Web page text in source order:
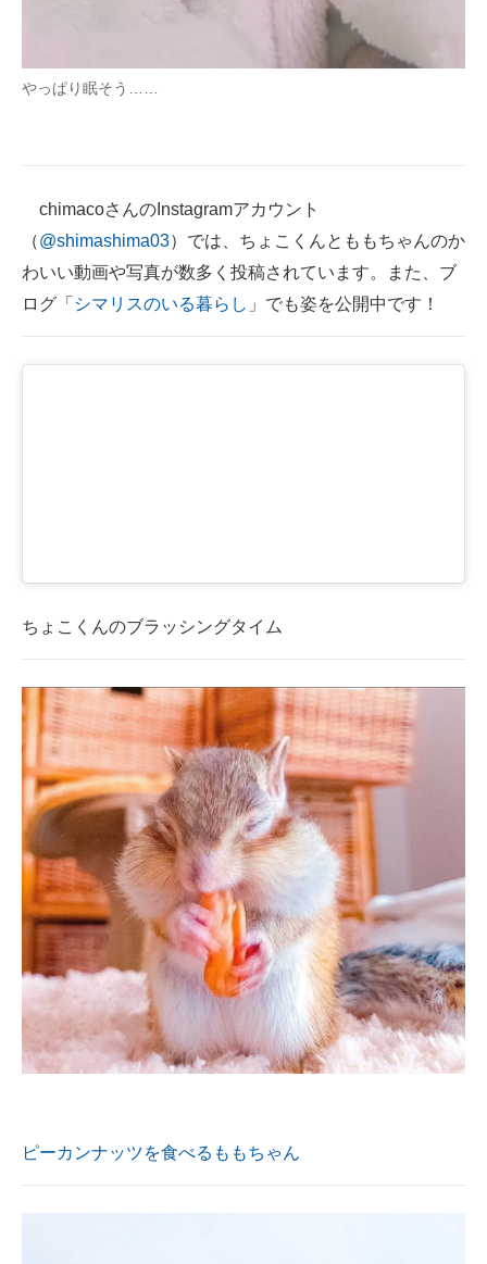
やっぱり眠そう……
chimacoさんのInstagramアカウント
（@shimashima03）では、ちょこくんとももちゃんのか
わいい動画や写真が数多く投稿されています。また、ブ
ログ「 シマリスのいる暮らし 」でも姿を公開中です！
ちょこくんのブラッシングタイム
ピーカンナッツを食べるももちゃん